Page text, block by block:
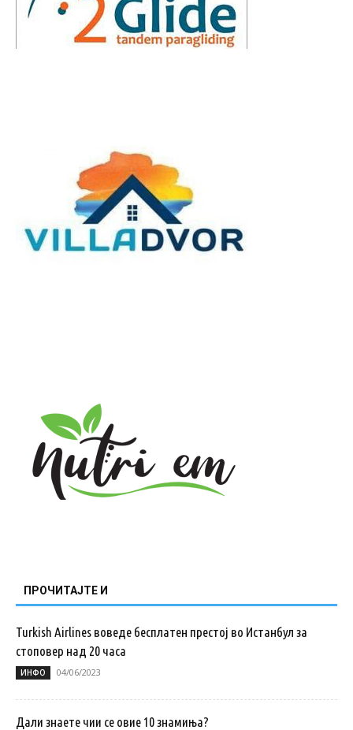
ПРОЧИТАЈТЕ И
Turkish Airlines воведе бесплатен престој во Истанбул за
стоповер над 20 часа
ИНФО 04/06/2023
Дали знаете чии се овие 10 знамиња?